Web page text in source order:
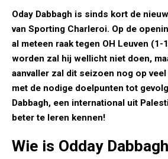
Oday Dabbagh is sinds kort de
van Sporting Charleroi. Op de
al meteen raak tegen OH Leuven
worden zal hij wellicht niet doen,
aanvaller zal dit seizoen nog op
met de nodige doelpunten tot
Dabbagh, een international uit
beter te leren kennen!
Wie is Odday